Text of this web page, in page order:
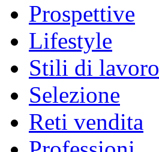
Prospettive
Lifestyle
Stili di lavoro
Selezione
Reti vendita